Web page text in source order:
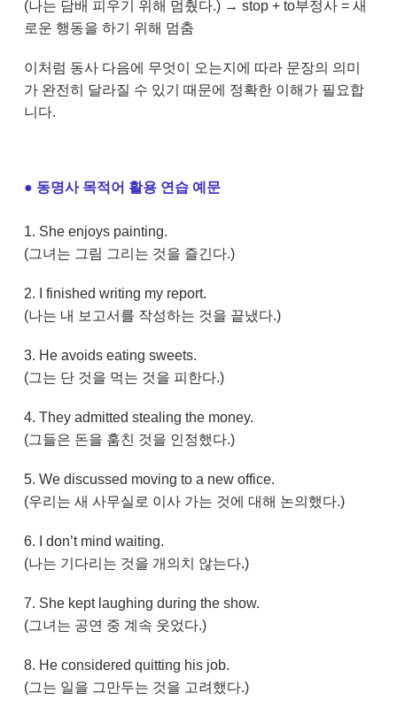
(나는 담배 피우기 위해 멈췄다.) → stop + to부정사 = 새
로운 행동을 하기 위해 멈춤
이처럼 동사 다음에 무엇이 오는지에 따라 문장의 의미
가 완전히 달라질 수 있기 때문에 정확한 이해가 필요합
니다.
● 동명사 목적어 활용 연습 예문
1. She enjoys painting.
(그녀는 그림 그리는 것을 즐긴다.)
2. I finished writing my report.
(나는 내 보고서를 작성하는 것을 끝냈다.)
3. He avoids eating sweets.
(그는 단 것을 먹는 것을 피한다.)
4. They admitted stealing the money.
(그들은 돈을 훔친 것을 인정했다.)
5. We discussed moving to a new office.
(우리는 새 사무실로 이사 가는 것에 대해 논의했다.)
6. I don’t mind waiting.
(나는 기다리는 것을 개의치 않는다.)
7. She kept laughing during the show.
(그녀는 공연 중 계속 웃었다.)
8. He considered quitting his job.
(그는 일을 그만두는 것을 고려했다.)